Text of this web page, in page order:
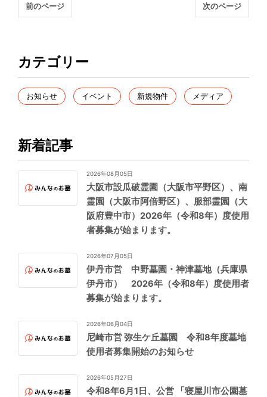
前のページ 次のページ
カテゴリー
お知らせ イベント 新規物件 メディア
新着記事
2026年08月05日
大阪市設瓜破霊園（大阪市平野区）、南
霊園（大阪市阿倍野区）、服部霊園（大
阪府豊中市）2026年（令和8年）度使用
者募集が始まります。
2026年07月05日
伊丹市営 中野墓園・神津墓地（兵庫県
伊丹市） 2026年（令和8年）度使用者
募集が始まります。
2026年06月04日
尼崎市営 弥生ケ丘墓園 令和8年度墓地
使用者募集開始のお知らせ
2026年05月27日
令和8年6月1日、公営 「寝屋川市公園墓